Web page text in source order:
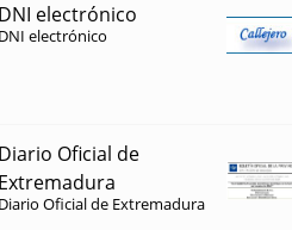
DNI electrónico
DNI electrónico
Diario Oficial de
Extremadura
Diario Oficial de Extremadura